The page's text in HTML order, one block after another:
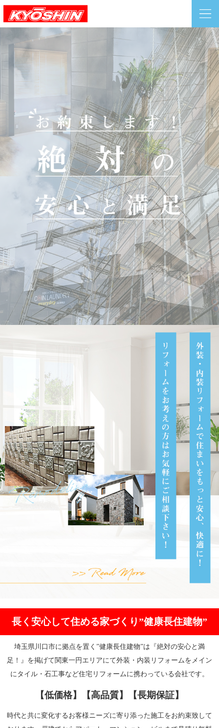
長く安心して住める家づくり”健康長住建物”
埼玉県川口市に拠点を置く”健康長住建物”は『絶対の安心と満
足！』を掲げて関東一円エリアにて外装・内装リフォームをメイン
にタイル・石工事など住宅リフォームに携わっている会社です。
【低価格】【高品質】【長期保証】
時代と共に変化するお客様ニーズに寄り添った施工をお約束致して